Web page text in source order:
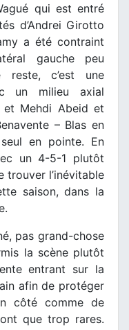
qui est entré
d’Andrei Girotto
a été contraint
gauche peu
c’est une
un milieu axial
et Mehdi Abeid et
– Blas en
en pointe. En
un 4-5-1 plutôt
trouver l’inévitable
saison, dans la
pas grand-chose
la scène plutôt
entrant sur la
afin de protéger
côté comme de
que trop rares.